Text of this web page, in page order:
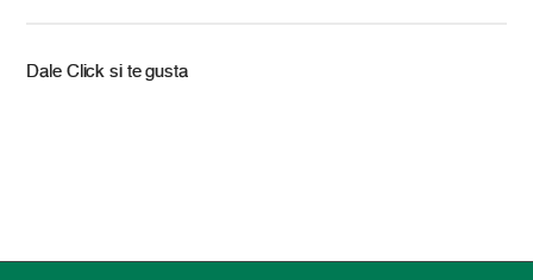
Dale Click si te gusta